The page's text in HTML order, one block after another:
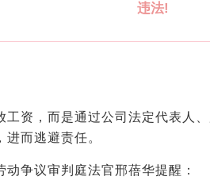
违法!
资，而是通过公司法定代表人
而逃避责任。
争议审判庭法官邢蓓华提醒：